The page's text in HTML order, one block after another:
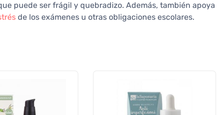
puede ser frágil y quebradizo. Además, también apoya
de los exámenes u otras obligaciones escolares.